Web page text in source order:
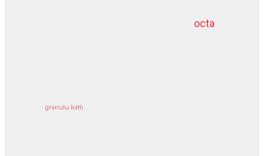
octa
granulu katli
dziļurbums